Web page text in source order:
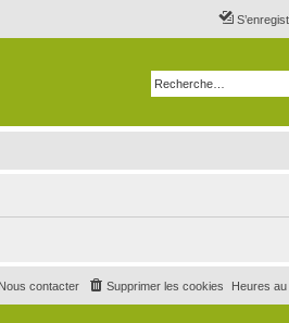
Heures
Supprimer les cookies
Nous contacter